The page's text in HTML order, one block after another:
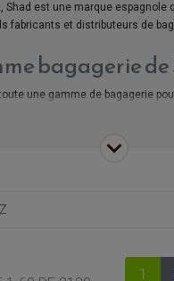
Shad est une marque espagnole
fabricants et distributeurs de
bagagerie de
une gamme de bagagerie
pourrez vous procurer des
de sa gamme de bagagerie,
1